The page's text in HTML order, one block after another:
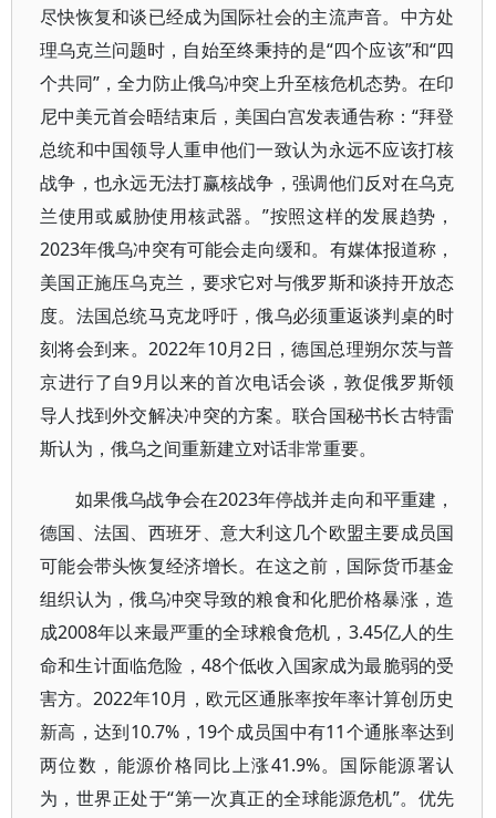
尽快恢复和谈已经成为国际社会的主流声音。中方处
理乌克兰问题时，自始至终秉持的是“四个应该”和“四
个共同”，全力防止俄乌冲突上升至核危机态势。在印
尼中美元首会晤结束后，美国白宫发表通告称：“拜登
总统和中国领导人重申他们一致认为永远不应该打核
战争，也永远无法打赢核战争，强调他们反对在乌克
兰使用或威胁使用核武器。”按照这样的发展趋势，
2023年俄乌冲突有可能会走向缓和。有媒体报道称，
美国正施压乌克兰，要求它对与俄罗斯和谈持开放态
度。法国总统马克龙呼吁，俄乌必须重返谈判桌的时
刻将会到来。2022年10月2日，德国总理朔尔茨与普
京进行了自9月以来的首次电话会谈，敦促俄罗斯领
导人找到外交解决冲突的方案。联合国秘书长古特雷
斯认为，俄乌之间重新建立对话非常重要。
如果俄乌战争会在2023年停战并走向和平重建，
德国、法国、西班牙、意大利这几个欧盟主要成员国
可能会带头恢复经济增长。在这之前，国际货币基金
组织认为，俄乌冲突导致的粮食和化肥价格暴涨，造
成2008年以来最严重的全球粮食危机，3.45亿人的生
命和生计面临危险，48个低收入国家成为最脆弱的受
害方。2022年10月，欧元区通胀率按年率计算创历史
新高，达到10.7%，19个成员国中有11个通胀率达到
两位数，能源价格同比上涨41.9%。国际能源署认
为，世界正处于“第一次真正的全球能源危机”。优先